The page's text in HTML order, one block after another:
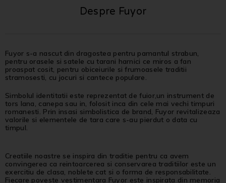
Despre Fuyor
Fuyor s-a nascut din dragostea pentru pamantul strabun,
pentru orasele si satele cu tarani harnici ce miros a fan
proaspat cosit, pentru obiceiurile si frumoasele traditii
stramosesti, cu jocuri si cantece populare.
Simbolul identitatii este reprezentat de fuior,un instrument de
tors lana, canepa sau in, folosit inca din cele mai vechi timpuri
romanesti. Prin insasi simbolistica de brand, Fuyor revitalizeaza
valorile si elementele de tara care s-au pierdut o data cu
timpul.
Creatiile noastre se inspira din traditie pentru ca avem
convingerea ca reintoarcerea si conservarea traditiilor este un
exercitiu de clasa, noblete cat si o forma de responsabilitate.
Fiecare poveste vestimentara Fuyor este inspirata din memoria